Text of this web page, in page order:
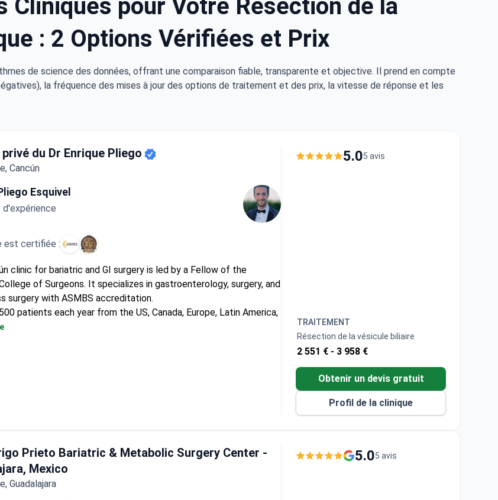
Cliniques pour Votre Résection de la
: 2 Options Vérifiées et Prix
de science des données, offrant une comparaison fiable, transparente et objective. Il prend en compte
la fréquence des mises à jour des options de traitement et des prix, la vitesse de réponse et les
du Dr Enrique Pliego
Cancún
Esquivel
d'expérience
est certifiée :
clinic for bariatric and GI surgery is led by a Fellow of the
of Surgeons. It specializes in gastroenterology, surgery, and
surgery with ASMBS accreditation.
patients each year from the US, Canada, Europe, Latin America,
5.05 avis
TRAITEMENT
Résection de la vésicule biliaire
2 551 € - 3 958 €
Obtenir un devis gratuit
Profil de la clinique
Prieto Bariatric & Metabolic Surgery Center -
Mexico
Guadalajara
5.05 avis